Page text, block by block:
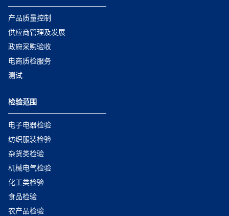
产品质量控制
供应商管理及发展
政府采购验收
电商质检服务
测试
检验范围
电子电器检验
纺织服装检验
杂货类检验
机械电气检验
化工类检验
食品检验
农产品检验